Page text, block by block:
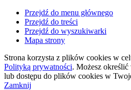
Przejdź do menu głównego
Przejdź do treści
Przejdź do wyszukiwarki
Mapa strony
Strona korzysta z plików cookies w
Polityką prywatności. Możesz
lub dostępu do plików cookies w
Zamknij